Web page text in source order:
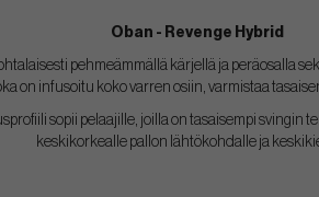
Oban - Revenge Hybrid
pehmeämmällä kärjellä ja peräosalla
on infusoitu koko varren osiin, varmistaa
sopii pelaajille, joilla on tasaisempi svingin
keskikorkealle pallon lähtökohdalle ja